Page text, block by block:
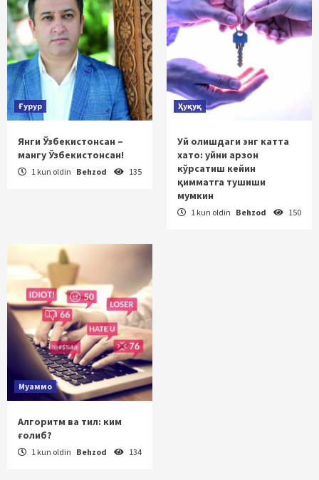
Ғурур
Янги Ўзбекистонсан –
мангу Ўзбекистонсан!
1 kun oldin Behzod 135
Ҳуқуқ
Уй олишдаги энг катта
хато: уйни арзон
кўрсатиш кейин
қимматга тушиши
мумкин
1 kun oldin Behzod 150
Муаммо
Алгоритм ва тил: ким
ғолиб?
1 kun oldin Behzod 134